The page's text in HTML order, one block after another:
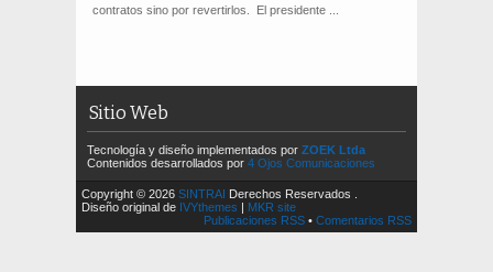
contratos sino por revertirlos. El presidente ...
Sitio Web
Tecnología y diseño implementados por ZOEK Ltda
Contenidos desarrollados por 4 Ojos Comunicaciones
Copyright © 2026 SINTRAI
Derechos Reservados .
Diseño original de IVYthemes
MKR site
Publicaciones RSS • Comentarios RSS